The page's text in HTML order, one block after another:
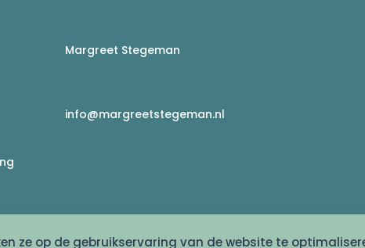
ze op de gebruikservaring van de website te
Margreet Stegeman
info@margreetstegeman.nl